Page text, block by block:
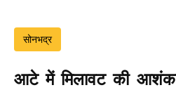
सोनभद्र
आटे में मिलावट की आशंका